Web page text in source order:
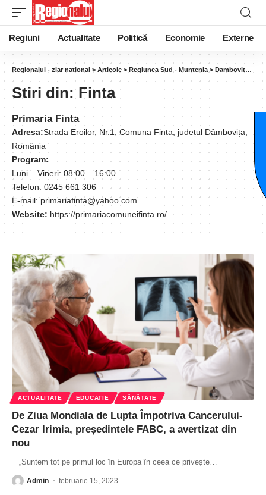
Regiuni Actualitate Politică Economie Externe
Regionalul - ziar national > Articole > Regiunea Sud - Muntenia > Dambovita >
Stiri din:Finta
Primaria Finta
Adresa:Strada Eroilor, Nr.1, Comuna Finta, județul Dâmbovița,
România
Program:
Luni – Vineri: 08:00 – 16:00
Telefon: 0245 661 306
E-mail: primariafinta@yahoo.com
Website: https://primariacomuneifinta.ro/
ACTUALITATE EDUCATIE SĂNĂTATE
De Ziua Mondiala de Lupta Împotriva Cancerului-
Cezar Irimia, președintele FABC, a avertizat din
nou
„Suntem tot pe primul loc în Europa în ceea ce privește
Admin februarie 15, 2023